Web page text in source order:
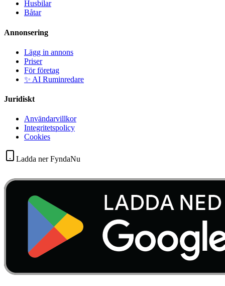
Husbilar
Båtar
Annonsering
Lägg in annons
Priser
För företag
✨ AI Ruminredare
Juridiskt
Användarvillkor
Integritetspolicy
Cookies
Ladda ner FyndaNu